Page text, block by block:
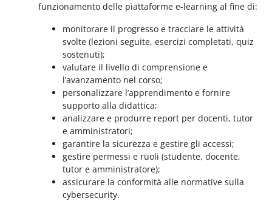
funzionamento delle piattaforme e-learning al fine di:
monitorare il progresso e tracciare le attività
svolte (lezioni seguite, esercizi completati, quiz
sostenuti);
valutare il livello di comprensione e
l’avanzamento nel corso;
personalizzare l’apprendimento e fornire
supporto alla didattica;
analizzare e produrre report per docenti, tutor
e amministratori;
garantire la sicurezza e gestire gli accessi;
gestire permessi e ruoli (studente, docente,
tutor e amministratore);
assicurare la conformità alle normative sulla
cybersecurity.